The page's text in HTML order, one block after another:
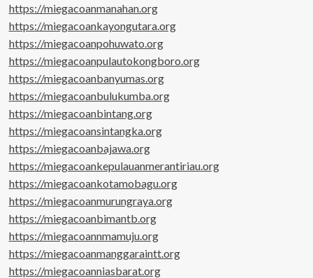
https://miegacoanmanahan.org
https://miegacoankayongutara.org
https://miegacoanpohuwato.org
https://miegacoanpulautokongboro.org
https://miegacoanbanyumas.org
https://miegacoanbulukumba.org
https://miegacoanbintang.org
https://miegacoansintangka.org
https://miegacoanbajawa.org
https://miegacoankepulauanmerantiriau.org
https://miegacoankotamobagu.org
https://miegacoanmurungraya.org
https://miegacoanbimantb.org
https://miegacoannmamuju.org
https://miegacoanmanggaraintt.org
https://miegacoanniasbarat.org